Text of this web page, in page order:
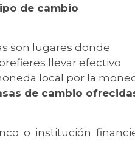
de cambio
son lugares donde
prefieres llevar efectivo
local por la
de cambio
o institución